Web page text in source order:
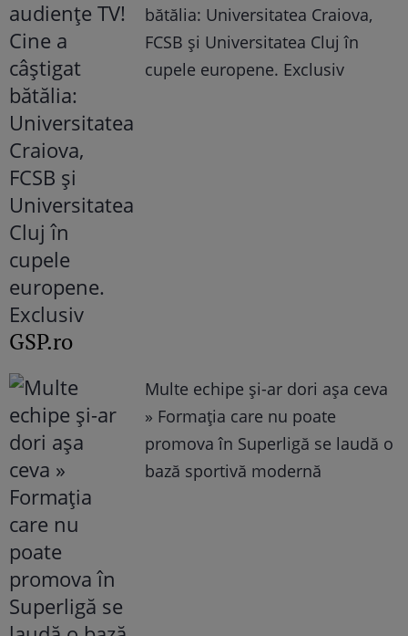
bătălia: Universitatea Craiova,
FCSB şi Universitatea Cluj în
cupele europene. Exclusiv
GSP.ro
Multe echipe și-ar dori așa ceva
» Formația care nu poate
promova în Superligă se laudă o
bază sportivă modernă